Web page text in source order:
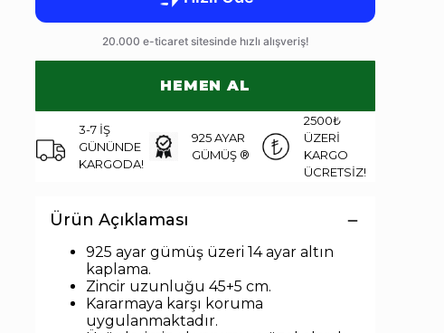
HEMEN AL
3-7 İŞ
GÜNÜNDE
KARGODA!
925 AYAR
GÜMÜŞ ®
2500₺
ÜZERİ
KARGO
ÜCRETSİZ!
Ürün Açıklaması
925 ayar gümüş üzeri 14 ayar altın
kaplama.
Zincir uzunluğu 45+5 cm.
Kararmaya karşı koruma
uygulanmaktadır.